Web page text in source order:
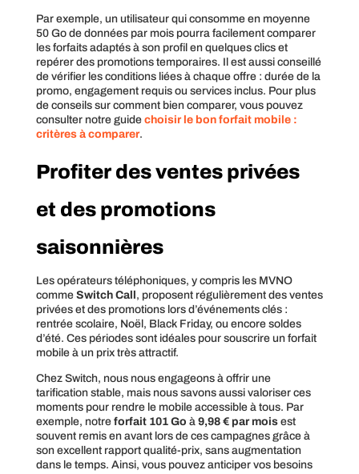
Par exemple, un utilisateur qui consomme en moyenne
50 Go de données par mois pourra facilement comparer
les forfaits adaptés à son profil en quelques clics et
repérer des promotions temporaires. Il est aussi conseillé
de vérifier les conditions liées à chaque offre : durée de la
promo, engagement requis ou services inclus. Pour plus
de conseils sur comment bien comparer, vous pouvez
consulter notre guide choisir le bon forfait mobile :
critères à comparer.
Profiter des ventes privées
et des promotions
saisonnières
Les opérateurs téléphoniques, y compris les MVNO
comme Switch Call, proposent régulièrement des ventes
privées et des promotions lors d’événements clés :
rentrée scolaire, Noël, Black Friday, ou encore soldes
d’été. Ces périodes sont idéales pour souscrire un forfait
mobile à un prix très attractif.
Chez Switch, nous nous engageons à offrir une
tarification stable, mais nous savons aussi valoriser ces
moments pour rendre le mobile accessible à tous. Par
exemple, notre forfait 101 Go à 9,98 € par moisest
souvent remis en avant lors de ces campagnes grâce à
son excellent rapport qualité-prix, sans augmentation
dans le temps. Ainsi, vous pouvez anticiper vos besoins